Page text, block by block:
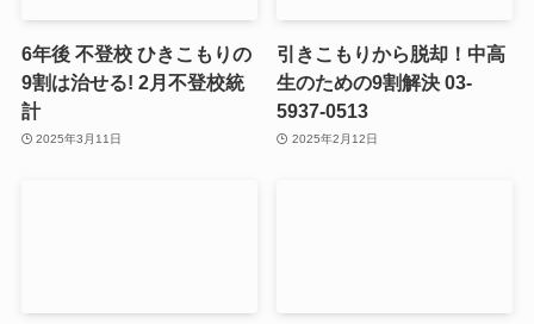
6年後 不登校 ひきこもりの
9割は治せる! 2月不登校統
計
2025年3月11日
引きこもりから脱却！中高
生のための9割解決 03-
5937-0513
2025年2月12日